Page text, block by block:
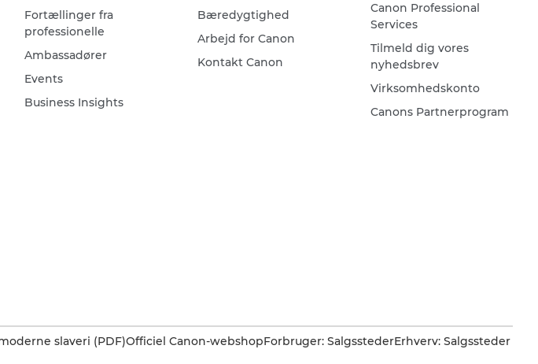
Fortællinger fra
professionelle
Ambassadører
Events
Business Insights
Bæredygtighed
Arbejd for Canon
Kontakt Canon
Canon Professional
Services
Tilmeld dig vores
nyhedsbrev
Virksomhedskonto
Canons Partnerprogram
slaveri (PDF)Officiel Canon-webshopForbruger: SalgsstederErhverv: Salgssteder